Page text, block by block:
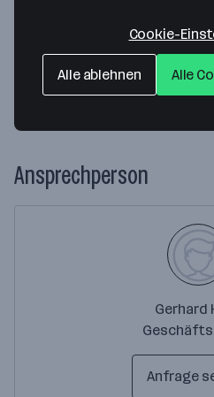
Gonzagagasse 9/16
1010 Wien— Route berechnen
Website
Ansprechperson
Gerhard
Anfrage
Cookie-
Alle ablehnen Alle